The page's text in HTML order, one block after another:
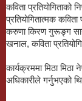
कविता प्रतियोगिताको
प्रतियोगितात्मक
करुणा किरण गुरूङ्ग
खनाल, कविता
कार्यक्रममा मिठा
अधिकारीले गर्नुभएको